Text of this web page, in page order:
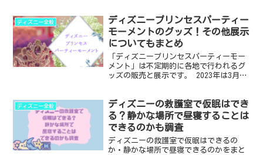
スタは持ち込んで大丈夫？ ・うちわの持
ち込みについて ...
ディズニー全般
ディズニープリンセスパーティー
モーメントのグッズ！その他展示
についてもまとめ
「ディズニープリンセスパーティーモー
メント」は不定期的に各地で行われるグ
ッズの販売と展示です。 2023年は3月16
ーメントではどんなグッズが販売される
のか・展示につ...
ディズニー全般
ディズニーの救護室で仮眠はでき
る？静かな場所で昼寝することは
できるのかも調査
ディズニーの救護室で仮眠はできるの
か・静かな場所で昼寝できるのかをまと